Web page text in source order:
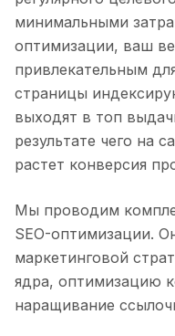
минимальными
оптимизации, ваш
привлекательным
страницы
выходят в топ
результате чего на
растет конверсия
Мы проводим
SEO-оптимизации.
маркетинговой
ядра, оптимизацию
наращивание